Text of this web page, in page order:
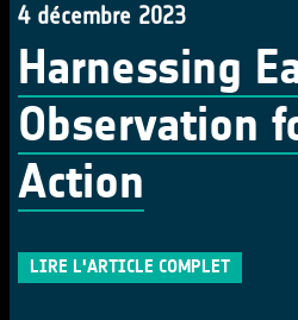
4 décembre 2023
Harnessing
Observation
Action
LIRE L'ARTICLE COMPLET